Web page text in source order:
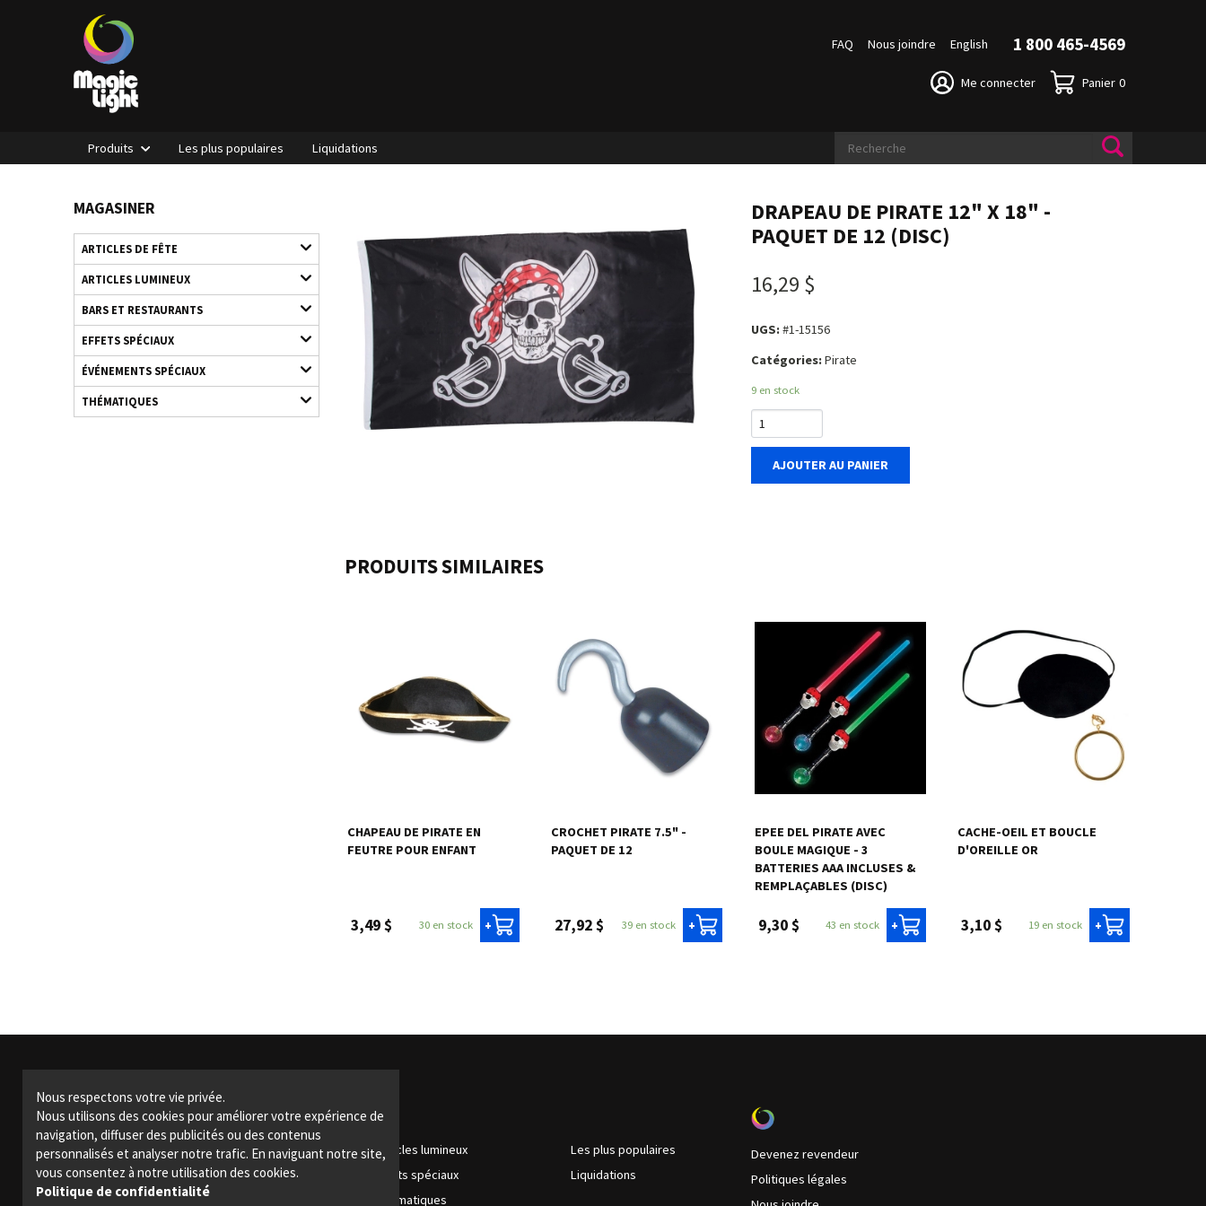
FAQ Nous joindre English 1 800 465-4569
Me connecter Panier 0
Produits Les plus populaires Liquidations
Nous respectons votre vie privée.
Nous utilisons des cookies pour améliorer votre expérience de
navigation, diffuser des publicités ou des contenus
personnalisés et analyser notre trafic. En naviguant notre site,
vous consentez à notre utilisation des cookies.
Politique de confidentialité
MAGASINER
ARTICLES DE FÊTE
ARTICLES LUMINEUX
BARS ET RESTAURANTS
EFFETS SPÉCIAUX
ÉVÉNEMENTS SPÉCIAUX
THÉMATIQUES
DRAPEAU DE PIRATE 12" X 18" -
PAQUET DE 12 (DISC)
16,29 $
UGS:#1-15156
Catégories:Pirate
9 en stock
AJOUTER AU PANIER
PRODUITS SIMILAIRES
CHAPEAU DE PIRATE EN
FEUTRE POUR ENFANT
3,49 $ 30 en stock +
CROCHET PIRATE 7.5" -
PAQUET DE 12
27,92 $ 39 en stock +
EPEE DEL PIRATE AVEC
BOULE MAGIQUE - 3
BATTERIES AAA INCLUSES &
REMPLAÇABLES (DISC)
9,30 $ 43 en stock +
CACHE-OEIL ET BOUCLE
D'OREILLE OR
3,10 $ 19 en stock +
Produits
Articles de fête
Articles lumineux
Bars et restaurants
Effets spéciaux
Thématiques
Les plus populaires
Liquidations
Devenez revendeur
Politiques légales